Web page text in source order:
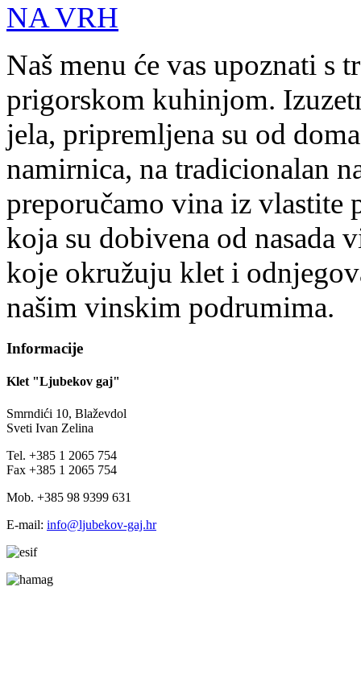
NA VRH
Naš menu će vas upoznati s
prigorskom kuhinjom.
jela, pripremljena su od
namirnica, na tradicionalan
preporučamo vina iz vlastite
koja su dobivena od nasada
koje okružuju klet i
našim vinskim podrumima.
Informacije
Klet "Ljubekov gaj"
Smrndići 10, Blaževdol
Sveti Ivan Zelina
Tel. +385 1 2065 754
Fax +385 1 2065 754
Mob. +385 98 9399 631
E-mail: info@ljubekov-gaj.hr